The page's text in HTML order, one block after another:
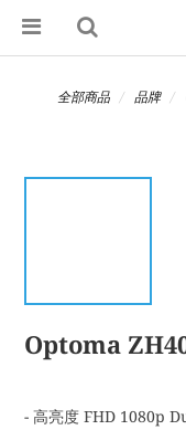
全部商品 品牌
Optoma
- 高亮度 FHD 1080p